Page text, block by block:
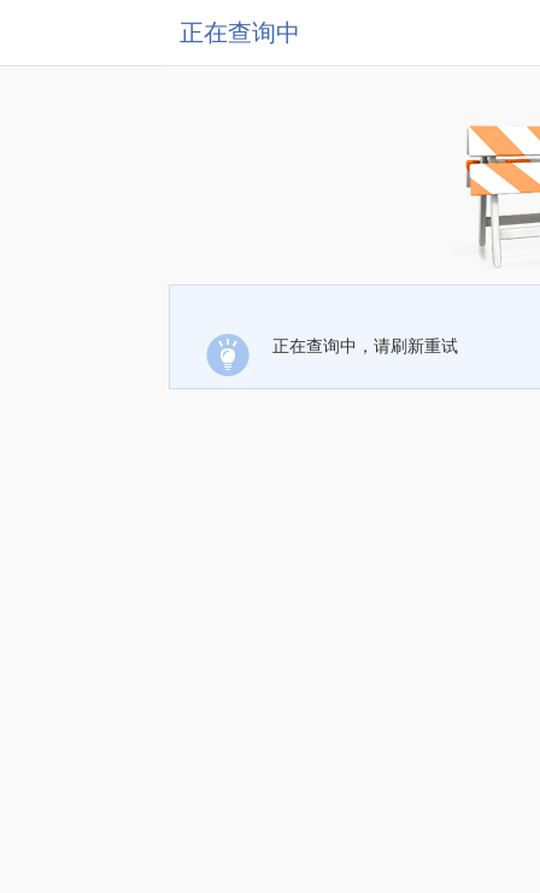
正在查询中
正在查询中，请刷新重试